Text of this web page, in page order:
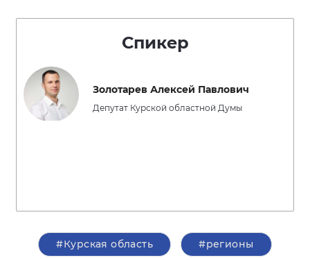
Спикер
Золотарев Алексей Павлович
Депутат Курской областной Думы
#Курская область #регионы